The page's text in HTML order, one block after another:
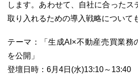
します。あわせて、自社に合ったス
取り入れるための導入戦略について
テーマ：「生成AI×不動産売買業務
を公開」
登壇日時：6月4日(水)13:10～13:40